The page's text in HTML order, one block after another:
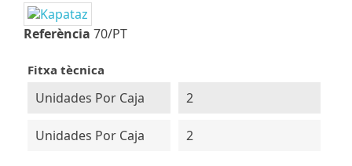
Referència 70/PT
Fitxa tècnica
Unidades Por Caja 2
Unidades Por Caja 2